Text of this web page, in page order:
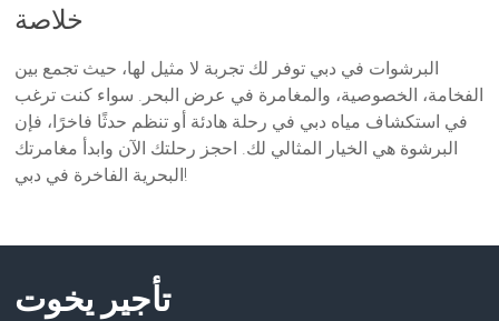
خلاصة
البرشوات في دبي توفر لك تجربة لا مثيل لها، حيث تجمع بين
الفخامة، الخصوصية، والمغامرة في عرض البحر. سواء كنت ترغب
في استكشاف مياه دبي في رحلة هادئة أو تنظم حدثًا فاخرًا، فإن
البرشوة هي الخيار المثالي لك. احجز رحلتك الآن وابدأ مغامرتك
البحرية الفاخرة في دبي!
تأجير يخوت